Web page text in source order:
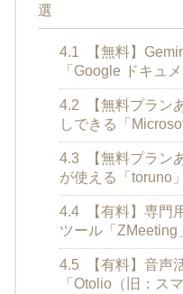
選
4.1
【無料】
「Google ドキュメ
4.2
【無料プラン
しできる「
4.3
【無料プラン
が使える「toruno」
4.4
【有料】専門
ツール「ZMeeting
4.5
【有料】音声
「Otolio（旧：ス